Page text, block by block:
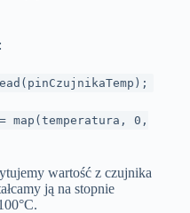
:
map(temperatura, 0,
wartość z czujnika
ją na stopnie